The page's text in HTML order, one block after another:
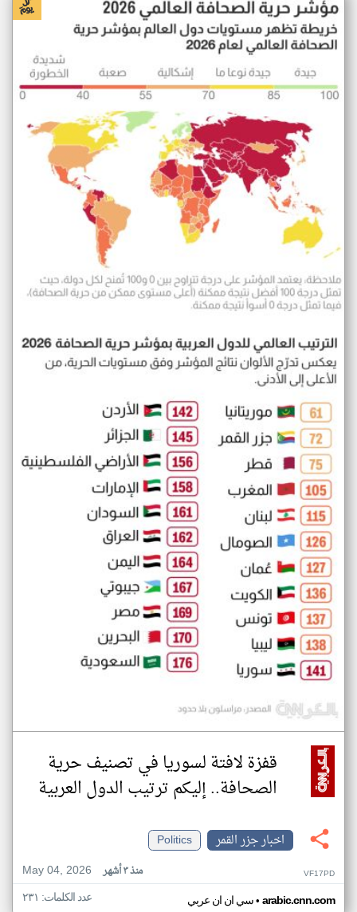
قفزة لافتة لسوريا في تصنيف حرية
الصحافة.. إليكم ترتيب الدول العربية
اخبار جزر القمر
Politics
May 04, 2026
منذ ٣ أشهر VF17PD
سي ان ان عربي• arabic.cnn.com عدد الكلمات: ٢٣١